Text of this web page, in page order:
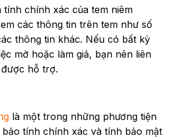
tính chính xác của tem niêm
các thông tin trên tem như số
thông tin khác. Nếu có bất kỳ
mở hoặc làm giả, bạn nên liên
hỗ trợ.
là một trong những phương tiện
tính chính xác và tính bảo mật